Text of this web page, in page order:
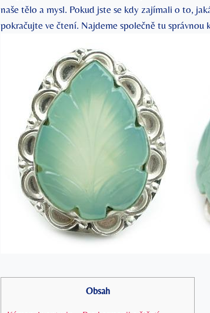
naše tělo a mysl. Pokud jste se kdy zajímali o to,
pokračujte ve čtení. Najdeme společně tu správnou
Obsah